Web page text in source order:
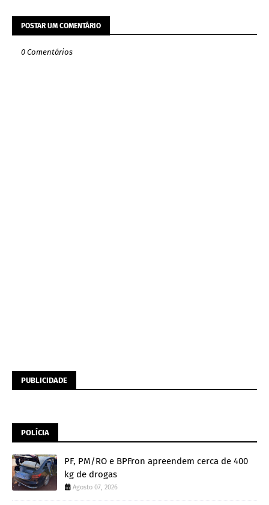
POSTAR UM COMENTÁRIO
0 Comentários
PUBLICIDADE
POLÍCIA
PF, PM/RO e BPFron apreendem cerca de 400
kg de drogas
Agosto 07, 2026